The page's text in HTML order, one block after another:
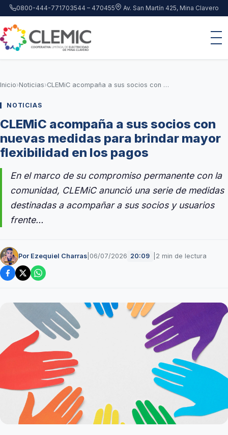
Saltar al contenido principal
0800-444-771703544 – 470455 Av. San Martín 425, Mina Clavero
Inicio›Noticias› CLEMiC acompaña a sus socios con nuevas medidas para brindar mayor flexibilidad en los pagos
NOTICIAS
CLEMiC acompaña a sus socios con
nuevas medidas para brindar mayor
flexibilidad en los pagos
En el marco de su compromiso permanente con la
comunidad, CLEMiC anunció una serie de medidas
destinadas a acompañar a sus socios y usuarios
frente…
Por Ezequiel Charras 06/07/2026 20:09 2 min de lectura